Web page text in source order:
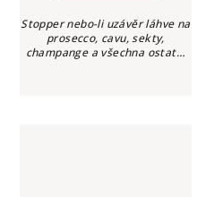
Stopper nebo-li uzávěr láhve na
prosecco, cavu, sekty,
champange a všechna ostatní